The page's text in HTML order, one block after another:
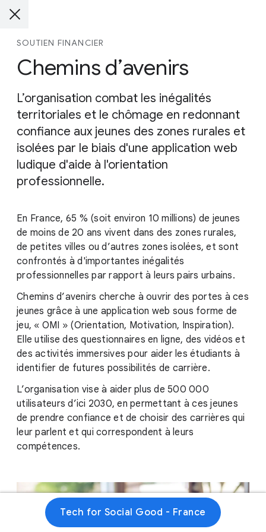
SOUTIEN FINANCIER
Chemins d’avenirs
L’organisation combat les inégalités
territoriales et le chômage en redonnant
confiance aux jeunes des zones rurales et
isolées par le biais d'une application web
ludique d'aide à l'orientation
professionnelle.
En France, 65 % (soit environ 10 millions) de jeunes
de moins de 20 ans vivent dans des zones rurales,
de petites villes ou d’autres zones isolées, et sont
confrontés à d'importantes inégalités
professionnelles par rapport à leurs pairs urbains.
Chemins d’avenirs cherche à ouvrir des portes à ces
jeunes grâce à une application web sous forme de
jeu, « OMI » (Orientation, Motivation, Inspiration).
Elle utilise des questionnaires en ligne, des vidéos et
des activités immersives pour aider les étudiants à
identifier de futures possibilités de carrière.
L’organisation vise à aider plus de 500 000
utilisateurs d’ici 2030, en permettant à ces jeunes
de prendre confiance et de choisir des carrières qui
leur parlent et qui correspondent à leurs
compétences.
Tech for Social Good - France